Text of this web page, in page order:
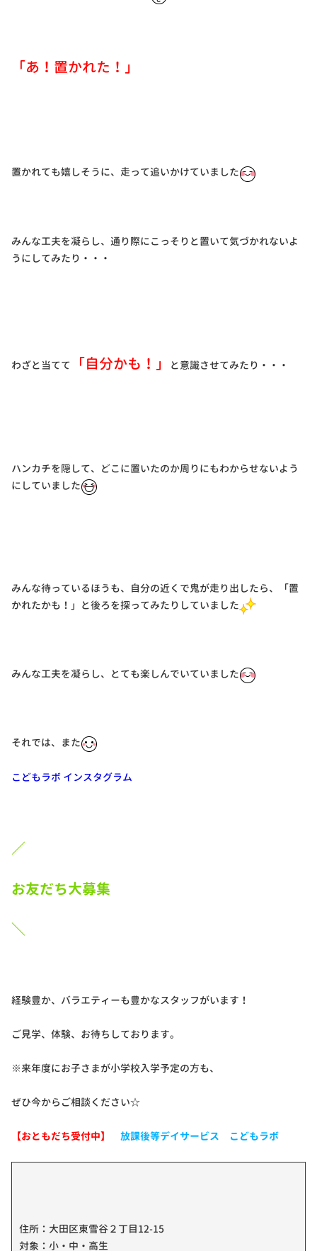
「あ！置かれた！」
置かれても嬉しそうに、走って追いかけていました
みんな工夫を凝らし、通り際にこっそりと置いて気づかれないよ
うにしてみたり・・・
わざと当てて 「自分かも！」 と意識させてみたり・・・
ハンカチを隠して、どこに置いたのか周りにもわからせないよう
にしていました
みんな待っているほうも、自分の近くで鬼が走り出したら、「置
かれたかも！」と後ろを探ってみたりしていました
みんな工夫を凝らし、とても楽しんでいていました
それでは、また
こどもラボ インスタグラム
／
お友だち大募集
＼
経験豊か、バラエティーも豊かなスタッフがいます！
ご見学、体験、お待ちしております。
※来年度にお子さまが小学校入学予定の方も、
ぜひ今からご相談ください☆
【おともだち受付中】 放課後等デイサービス こどもラボ
住所：大田区東雪谷２丁目12-15
対象：小・中・高生